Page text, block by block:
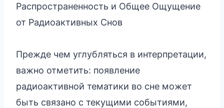
Распространенность и Общее Ощущение
от Радиоактивных Снов
Прежде чем углубляться в интерпретации,
важно отметить: появление
радиоактивной тематики во сне может
быть связано с текущими событиями,